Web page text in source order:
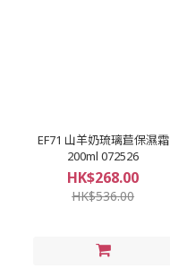
EF71 山羊奶琉璃苣保濕霜
200ml 072526
HK$268.00
HK$536.00